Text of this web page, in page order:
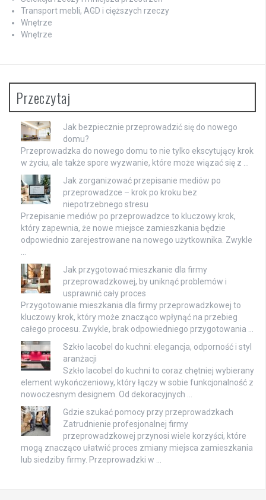
Transport mebli, AGD i cięższych rzeczy
Wnętrze
Wnętrze
Przeczytaj
Jak bezpiecznie przeprowadzić się do nowego
domu?
Przeprowadzka do nowego domu to nie tylko ekscytujący krok
w życiu, ale także spore wyzwanie, które może wiązać się z …
Jak zorganizować przepisanie mediów po
przeprowadzce – krok po kroku bez
niepotrzebnego stresu
Przepisanie mediów po przeprowadzce to kluczowy krok,
który zapewnia, że nowe miejsce zamieszkania będzie
odpowiednio zarejestrowane na nowego użytkownika. Zwykle
…
Jak przygotować mieszkanie dla firmy
przeprowadzkowej, by uniknąć problemów i
usprawnić cały proces
Przygotowanie mieszkania dla firmy przeprowadzkowej to
kluczowy krok, który może znacząco wpłynąć na przebieg
całego procesu. Zwykle, brak odpowiedniego przygotowania …
Szkło lacobel do kuchni: elegancja, odporność i styl
aranżacji
Szkło lacobel do kuchni to coraz chętniej wybierany
element wykończeniowy, który łączy w sobie funkcjonalność z
nowoczesnym designem. Od dekoracyjnych …
Gdzie szukać pomocy przy przeprowadzkach
Zatrudnienie profesjonalnej firmy
przeprowadzkowej przynosi wiele korzyści, które
mogą znacząco ułatwić proces zmiany miejsca zamieszkania
lub siedziby firmy. Przeprowadzki w …